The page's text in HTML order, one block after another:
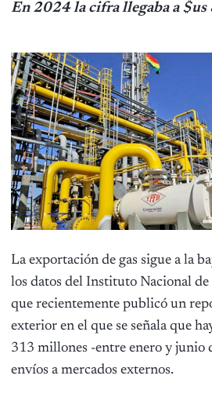
En 2024 la cifra llegaba a
La exportación de gas sigue a la
los datos del Instituto Nacional
que recientemente publicó un
exterior en el que se señala que
313 millones -entre enero y junio
envíos a mercados externos.